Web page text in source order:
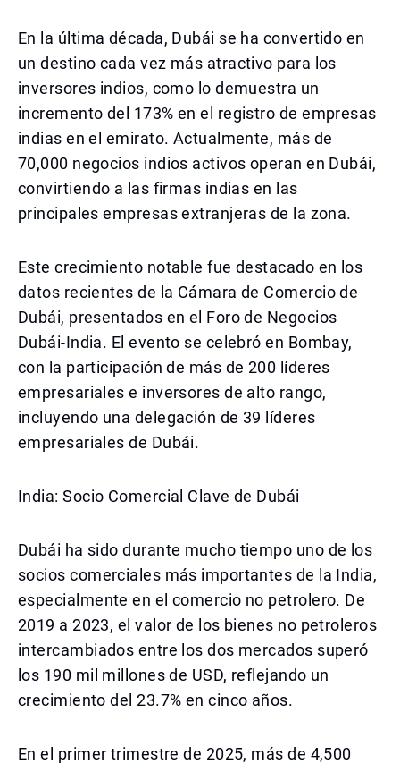
En la última década, Dubái se ha convertido en
un destino cada vez más atractivo para los
inversores indios, como lo demuestra un
incremento del 173% en el registro de empresas
indias en el emirato. Actualmente, más de
70,000 negocios indios activos operan en Dubái,
convirtiendo a las firmas indias en las
principales empresas extranjeras de la zona.
Este crecimiento notable fue destacado en los
datos recientes de la Cámara de Comercio de
Dubái, presentados en el Foro de Negocios
Dubái-India. El evento se celebró en Bombay,
con la participación de más de 200 líderes
empresariales e inversores de alto rango,
incluyendo una delegación de 39 líderes
empresariales de Dubái.
India: Socio Comercial Clave de Dubái
Dubái ha sido durante mucho tiempo uno de los
socios comerciales más importantes de la India,
especialmente en el comercio no petrolero. De
2019 a 2023, el valor de los bienes no petroleros
intercambiados entre los dos mercados superó
los 190 mil millones de USD, reflejando un
crecimiento del 23.7% en cinco años.
En el primer trimestre de 2025, más de 4,500